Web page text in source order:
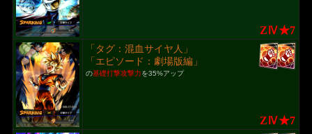
ZⅣ★7
「タグ：混血サイヤ人」
「エピソード：劇場版編」
の基礎打撃攻撃力を35%アップ
ZⅣ★7